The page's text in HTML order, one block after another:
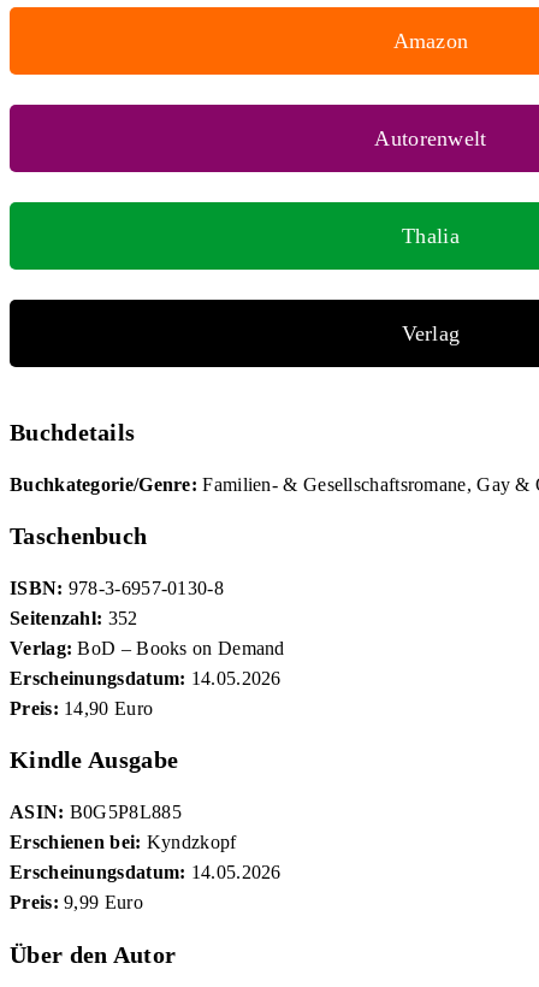
Amazon
Autorenwelt
Thalia
Verlag
Buchdetails
Buchkategorie/Genre: Familien- & Gesellschaftsromane, Gay
Taschenbuch
ISBN: 978-3-6957-0130-8
Seitenzahl: 352
Verlag: BoD – Books on Demand
Erscheinungsdatum: 14.05.2026
Preis: 14,90 Euro
Kindle Ausgabe
ASIN: B0G5P8L885
Erschienen bei: Kyndzkopf
Erscheinungsdatum: 14.05.2026
Preis: 9,99 Euro
Über den Autor